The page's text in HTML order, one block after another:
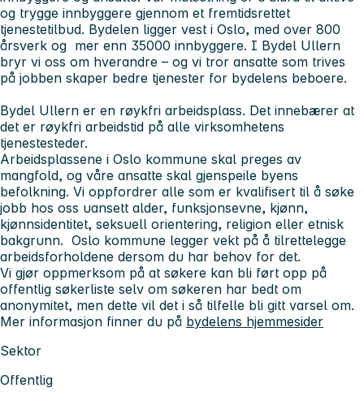
og trygge innbyggere gjennom et fremtidsrettet
tjenestetilbud. Bydelen ligger vest i Oslo, med over 800
årsverk og mer enn 35000 innbyggere. I Bydel Ullern
bryr vi oss om hverandre – og vi tror ansatte som trives
på jobben skaper bedre tjenester for bydelens beboere.
Bydel Ullern er en røykfri arbeidsplass. Det innebærer at
det er røykfri arbeidstid på alle virksomhetens
tjenestesteder.
Arbeidsplassene i Oslo kommune skal preges av
mangfold, og våre ansatte skal gjenspeile byens
befolkning. Vi oppfordrer alle som er kvalifisert til å søke
jobb hos oss uansett alder, funksjonsevne, kjønn,
kjønnsidentitet, seksuell orientering, religion eller etnisk
bakgrunn. Oslo kommune legger vekt på å tilrettelegge
arbeidsforholdene dersom du har behov for det.
Vi gjør oppmerksom på at søkere kan bli ført opp på
offentlig søkerliste selv om søkeren har bedt om
anonymitet, men dette vil det i så tilfelle bli gitt varsel om.
Mer informasjon finner du på bydelens hjemmesider
Sektor
Offentlig